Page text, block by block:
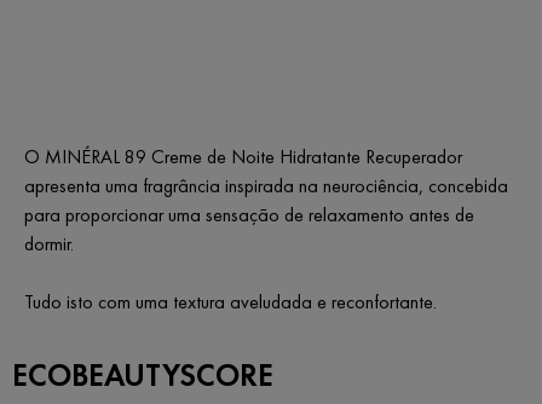
O MINÉRAL 89 Creme de Noite Hidratante Recuperador
apresenta uma fragrância inspirada na neurociência, concebida
para proporcionar uma sensação de relaxamento antes de
dormir.
Tudo isto com uma textura aveludada e reconfortante.
ECOBEAUTYSCORE